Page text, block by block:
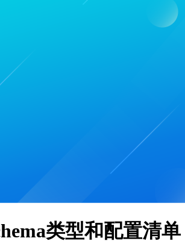
类型和配置清单